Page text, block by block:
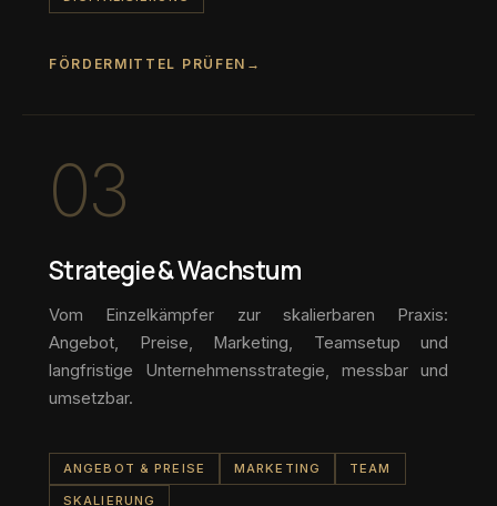
FÖRDERMITTEL PRÜFEN →
03
Strategie & Wachstum
Vom Einzelkämpfer zur skalierbaren Praxis:
Angebot, Preise, Marketing, Teamsetup und
langfristige Unternehmensstrategie, messbar und
umsetzbar.
ANGEBOT & PREISE MARKETING TEAM
SKALIERUNG